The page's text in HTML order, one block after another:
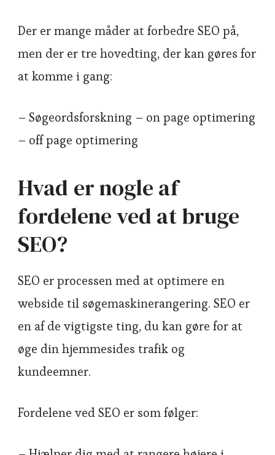
Der er mange måder at forbedre SEO på,
men der er tre hovedting, der kan gøres for
at komme i gang:
– Søgeordsforskning – on page optimering
– off page optimering
Hvad er nogle af
fordelene ved at bruge
SEO?
SEO er processen med at optimere en
webside til søgemaskinerangering. SEO er
en af de vigtigste ting, du kan gøre for at
øge din hjemmesides trafik og
kundeemner.
Fordelene ved SEO er som følger: